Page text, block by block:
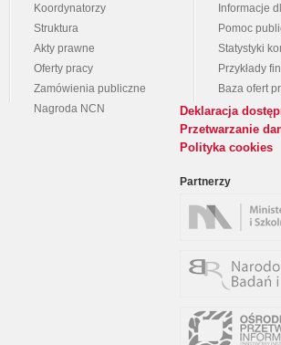
Koordynatorzy
Struktura
Akty prawne
Oferty pracy
Zamówienia publiczne
Nagroda NCN
Informacje
Pomoc
Statystyki
Przykłady
Baza ofert
Deklaracja
Przetwarzanie
Polityka cookies
Partnerzy